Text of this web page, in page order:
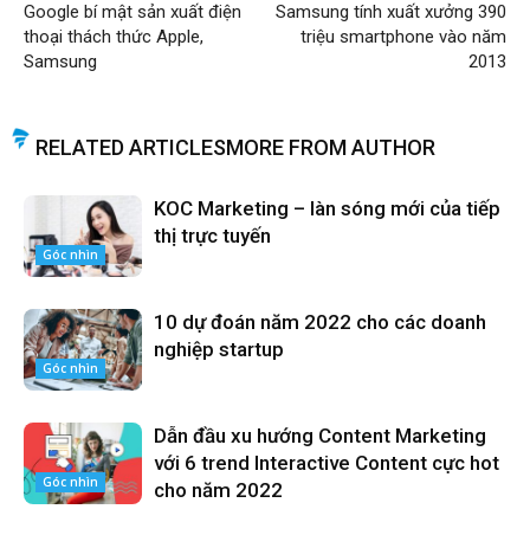
Google bí mật sản xuất điện
thoại thách thức Apple,
Samsung
Samsung tính xuất xưởng 390
triệu smartphone vào năm
2013
RELATED ARTICLESMORE FROM AUTHOR
Góc nhìn
KOC Marketing – làn sóng mới của tiếp
thị trực tuyến
Góc nhìn
10 dự đoán năm 2022 cho các doanh
nghiệp startup
Góc nhìn
Dẫn đầu xu hướng Content Marketing
với 6 trend Interactive Content cực hot
cho năm 2022